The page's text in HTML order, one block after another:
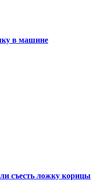
в машине
съесть ложку корицы